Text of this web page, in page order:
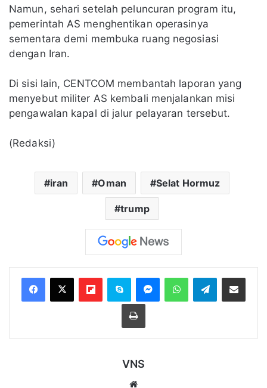
Namun, sehari setelah peluncuran program itu,
pemerintah AS menghentikan operasinya
sementara demi membuka ruang negosiasi
dengan Iran.
Di sisi lain, CENTCOM membantah laporan yang
menyebut militer AS kembali menjalankan misi
pengawalan kapal di jalur pelayaran tersebut.
(Redaksi)
iran Oman Selat Hormuz
trump
FlipboardSkype MessengerWhatsAppTelegramBagikan melalui Email
Cetak
VNS